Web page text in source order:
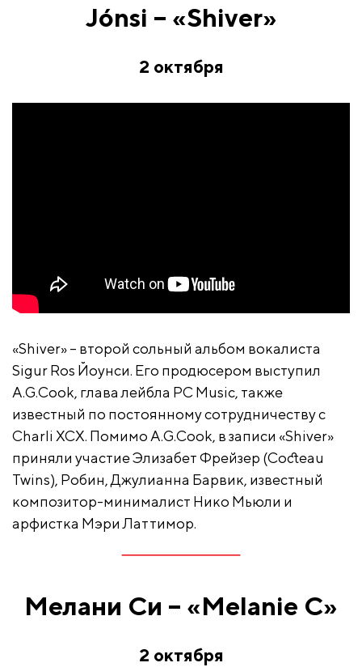
Jónsi – «Shiver»
2 октября
«Shiver» – второй сольный альбом вокалиста
Sigur Ros Йоунси. Его продюсером выступил
A.G.Cook, глава лейбла PC Music, также
известный по постоянному сотрудничеству с
Charli XCX. Помимо A.G.Cook, в записи «Shiver»
приняли участие Элизабет Фрейзер (Cocteau
Twins), Робин, Джулианна Барвик, известный
композитор-минималист Нико Мьюли и
арфистка Мэри Латтимор.
Мелани Си – «Melanie C»
2 октября